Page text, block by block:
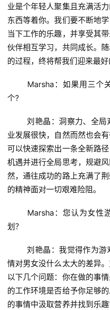
游
茶
原
创
戏
手
机
游
戏
游
休
闲
游
戏
业是个年轻人聚集且充满活
东西等着你。我们要不断地
当下工作的乐趣，并享受其
伙伴相互学习，共同成长。
的过程，终将帮我们迎来最好
个?
	刘艳晶：洞察力、全局观、乐观。众所周知，游戏行
业发展很快，自然而然也会
可以快速探索出一条全新路
机遇并进行全局思考，规避
然，通往成功的路上充满了
的精神面对一切艰难险阻。
划？
	刘艳晶：我觉得作为游戏从业者做好职业规划这个事
情对男女没什么太大的差异
以下几个问题：你在做的事
的工作环境是否给予你足够
的事情中汲取营养并找到乐